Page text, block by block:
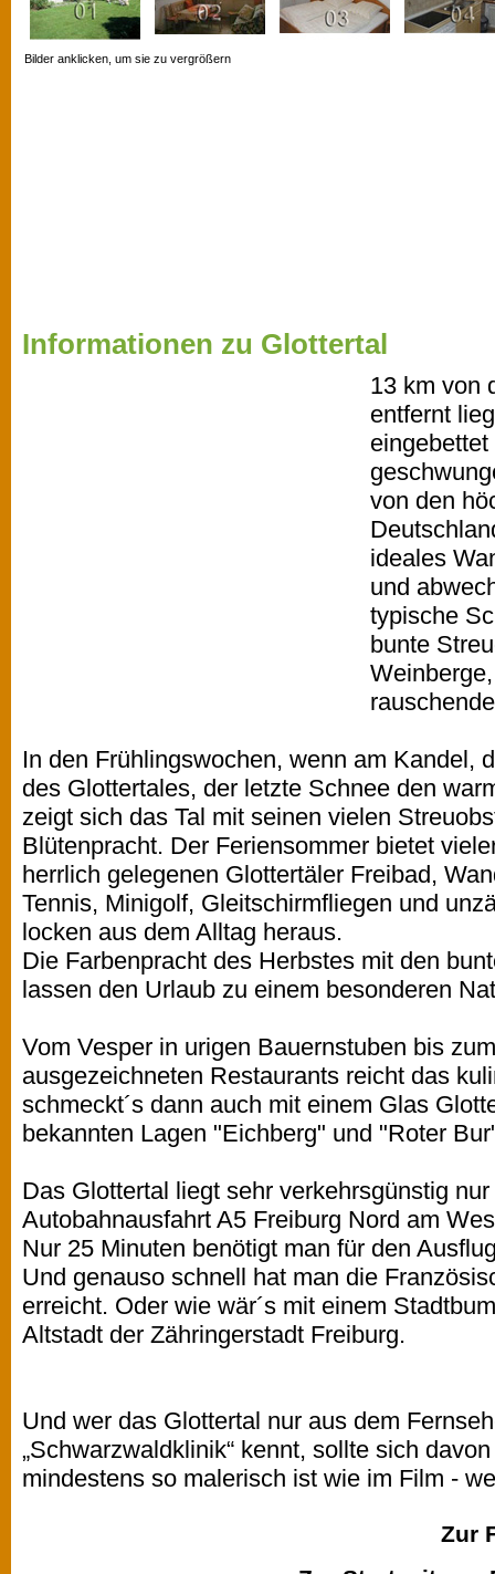
Bilder anklicken, um sie zu vergrößern
Informationen zu Glottertal
13 km von
entfernt
von den
ideales
und
typische
bunte
In den Frühlingswochen, wenn am Kandel,
des Glottertales, der letzte Schnee den
zeigt sich das Tal mit seinen vielen
Blütenpracht. Der Feriensommer bietet
herrlich gelegenen Glottertäler Freibad,
Tennis, Minigolf, Gleitschirmfliegen und
locken aus dem Alltag heraus.
Die Farbenpracht des Herbstes mit den
lassen den Urlaub zu einem besonderen
Vom Vesper in urigen Bauernstuben bis
ausgezeichneten Restaurants reicht das
schmeckt´s dann auch mit einem Glas
bekannten Lagen "Eichberg" und "Roter
Das Glottertal liegt sehr verkehrsgünstig
Autobahnausfahrt A5 Freiburg Nord am
Nur 25 Minuten benötigt man für den
Und genauso schnell hat man die
erreicht. Oder wie wär´s mit einem
Altstadt der Zähringerstadt Freiburg.
Und wer das Glottertal nur aus dem
„Schwarzwaldklinik“ kennt, sollte sich
mindestens so malerisch ist wie im Film -
Zur